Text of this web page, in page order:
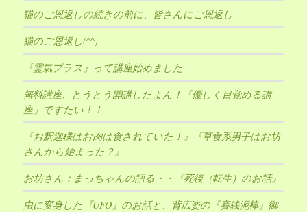
猫のご恩返しの続きの前に、皆さんにご恩返し
猫のご恩返し(^^)
『霊氣プラス』って講座始めました
無料講座、とうとう開講したよん！「優しく目覚める講
座」ですたい！！
『お釈迦様はお肉は食されていた！』『草食系男子はお坊
さんから始まった？』
お坊さん：まっちゃんの語る・・『死後（転生）のお話』
虫に変身した『UFO』のお話と、背広姿の『賽銭泥棒』御